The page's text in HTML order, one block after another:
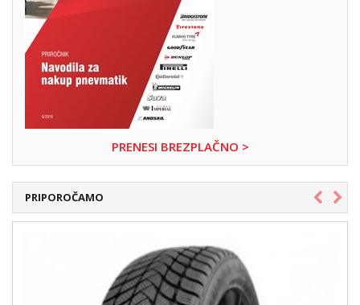
PRENESI BREZPLAČNO >
PRIPOROČAMO